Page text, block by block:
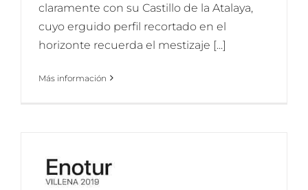
claramente con su Castillo de la Atalaya,
cuyo erguido perfil recortado en el
horizonte recuerda el mestizaje [...]
Más información